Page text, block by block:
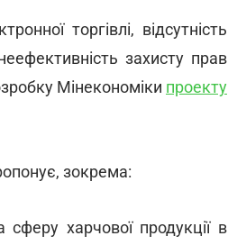
торгівлі, відсутність
захисту прав
Мінекономіки проекту
зокрема:
харчової продукції в